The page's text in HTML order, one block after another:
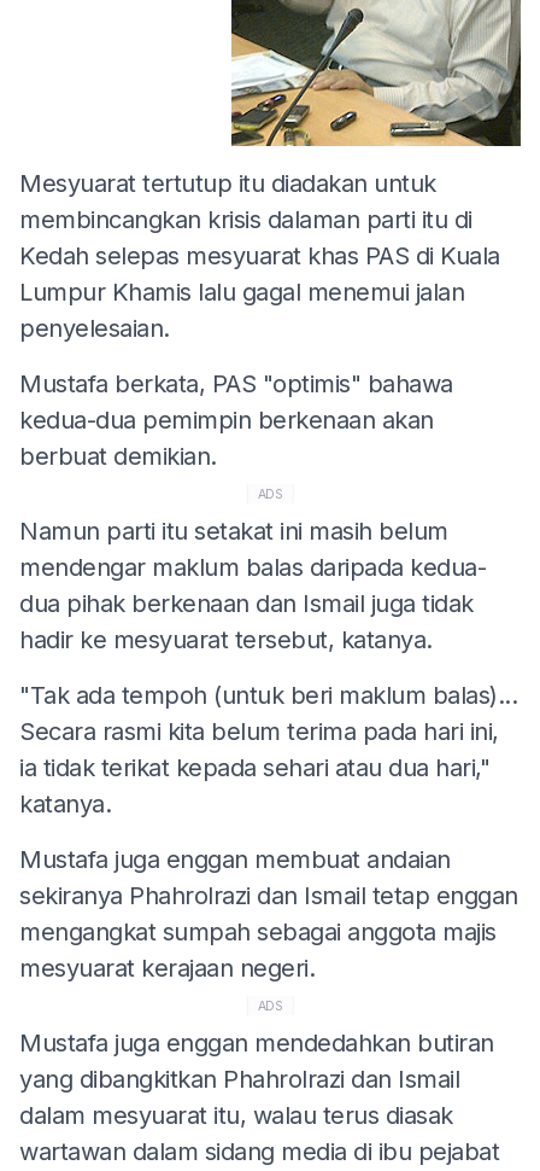
Mesyuarat tertutup itu diadakan untuk
membincangkan krisis dalaman parti itu di
Kedah selepas mesyuarat khas PAS di Kuala
Lumpur Khamis lalu gagal menemui jalan
penyelesaian.
Mustafa berkata, PAS "optimis" bahawa
kedua-dua pemimpin berkenaan akan
berbuat demikian.
ADS
Namun parti itu setakat ini masih belum
mendengar maklum balas daripada kedua-
dua pihak berkenaan dan Ismail juga tidak
hadir ke mesyuarat tersebut, katanya.
"Tak ada tempoh (untuk beri maklum balas)...
Secara rasmi kita belum terima pada hari ini,
ia tidak terikat kepada sehari atau dua hari,"
katanya.
Mustafa juga enggan membuat andaian
sekiranya Phahrolrazi dan Ismail tetap enggan
mengangkat sumpah sebagai anggota majis
mesyuarat kerajaan negeri.
ADS
Mustafa juga enggan mendedahkan butiran
yang dibangkitkan Phahrolrazi dan Ismail
dalam mesyuarat itu, walau terus diasak
wartawan dalam sidang media di ibu pejabat